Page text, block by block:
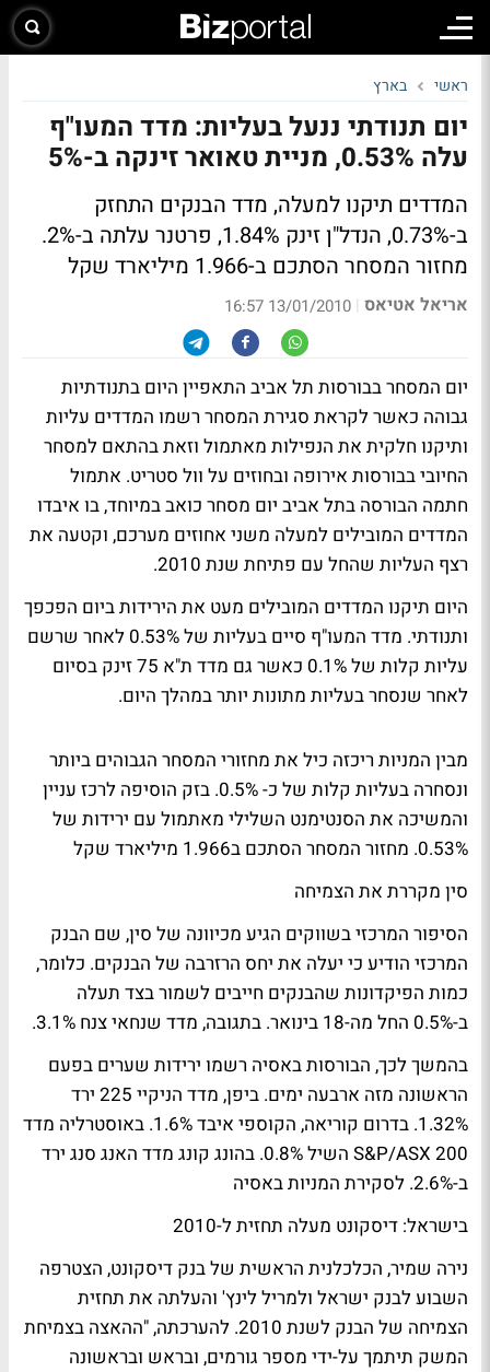
ראשי בארץ
יום תנודתי ננעל בעליות: מדד המעו"ף
עלה 0.53%, מניית טאואר זינקה ב-5%
המדדים תיקנו למעלה, מדד הבנקים התחזק
ב-0.73%, הנדל"ן זינק 1.84%, פרטנר עלתה ב-2%.
מחזור המסחר הסתכם ב-1.966 מיליארד שקל
אריאל אטיאס |
13/01/2010 16:57
יום המסחר בבורסות תל אביב התאפיין היום בתנודתיות
גבוהה כאשר לקראת סגירת המסחר רשמו המדדים עליות
ותיקנו חלקית את הנפילות מאתמול וזאת בהתאם למסחר
החיובי בבורסות אירופה ובחוזים על וול סטריט. אתמול
חתמה הבורסה בתל אביב יום מסחר כואב במיוחד, בו איבדו
המדדים המובילים למעלה משני אחוזים מערכם, וקטעה את
רצף העליות שהחל עם פתיחת שנת 2010.
היום תיקנו המדדים המובילים מעט את הירידות ביום הפכפך
ותנודתי. מדד המעו"ף סיים בעליות של 0.53% לאחר שרשם
עליות קלות של 0.1% כאשר גם מדד ת"א 75 זינק בסיום
לאחר שנסחר בעליות מתונות יותר במהלך היום.
מבין המניות ריכזה כיל את מחזורי המסחר הגבוהים ביותר
ונסחרה בעליות קלות של כ- 0.5%. בזק הוסיפה לרכז עניין
והמשיכה את הסנטימנט השלילי מאתמול עם ירידות של
0.53%. מחזור המסחר הסתכם ב1.966 מיליארד שקל
סין מקררת את הצמיחה
הסיפור המרכזי בשווקים הגיע מכיוונה של סין, שם הבנק
המרכזי הודיע כי יעלה את יחס הרזרבה של הבנקים. כלומר,
כמות הפיקדונות שהבנקים חייבים לשמור בצד תעלה
ב-0.5% החל מה-18 בינואר. בתגובה, מדד שנחאי צנח 3.1%.
בהמשך לכך, הבורסות באסיה רשמו ירידות שערים בפעם
הראשונה מזה ארבעה ימים. ביפן, מדד הניקיי 225 ירד
1.32%. בדרום קוריאה, הקוספי איבד 1.6%. באוסטרליה מדד
S&P/ASX 200 השיל 0.8%. בהונג קונג מדד האנג סנג ירד
ב-2.6%.
לסקירת המניות באסיה
בישראל: דיסקונט מעלה תחזית ל-2010
נירה שמיר, הכלכלנית הראשית של בנק דיסקונט, הצטרפה
השבוע לבנק ישראל ולמריל לינץ' והעלתה את תחזית
הצמיחה של הבנק לשנת 2010. להערכתה, "ההאצה בצמיחת
המשק תיתמך על-ידי מספר גורמים, ובראש ובראשונה